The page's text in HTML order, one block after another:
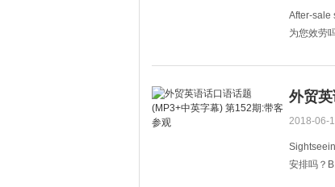
After-sale
为您效劳
外贸
2018-06-
安排吗？